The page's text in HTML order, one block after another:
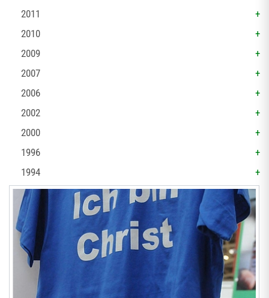
2011
2010
2009
2007
2006
2002
2000
1996
1994